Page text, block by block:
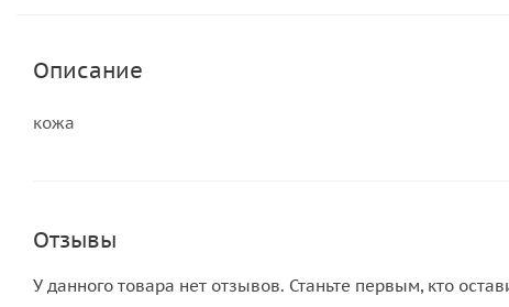
Описание
кожа
Отзывы
У данного товара нет отзывов. Станьте первым, кто